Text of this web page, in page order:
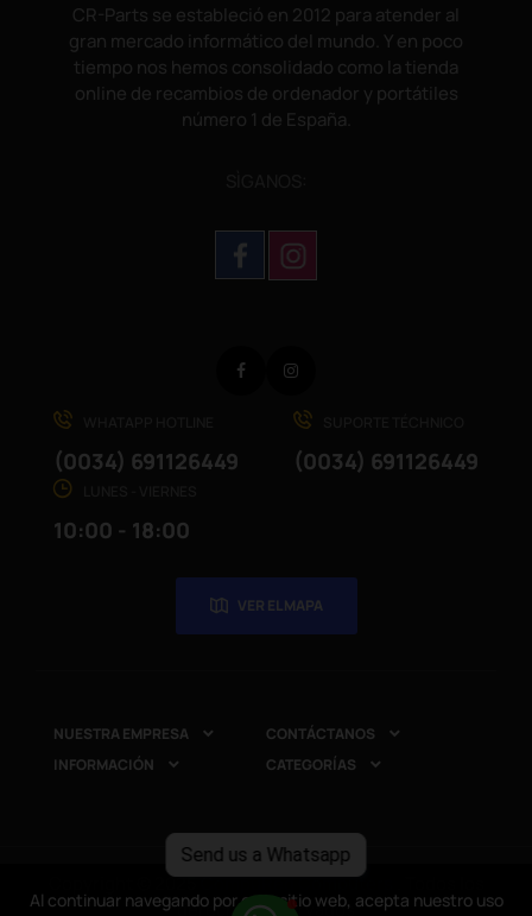
Send us a Whatsapp
Al continuar navegando por este sitio web, acepta nuestro uso
CR-Parts se estableció en 2012 para atender al
gran mercado informático del mundo. Y en poco
tiempo nos hemos consolidado como la tienda
online de recambios de ordenador y portátiles
número 1 de España.
(0034) 691126449 (0034) 691126449
10:00 - 18:00
VER EL MAPA
Facebook
NUESTRA EMPRESA  CONTÁCTANOS 
INFORMACIÓN  CATEGORÍAS 
Al continuar navegando por este sitio web, acepta nuestro uso
Copyright © 2025CompuRed Computers
derechos reservados